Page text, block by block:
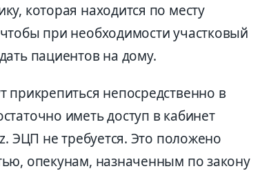
которая находится по месту
при необходимости участковый
пациентов на дому.
прикрепиться непосредственно в
иметь доступ в кабинет
ЭЦП не требуется. Это положено
опекунам, назначенным по закону